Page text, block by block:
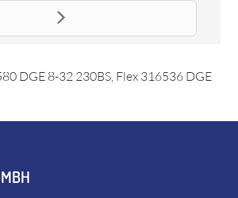
06 Spannzange
DGE 06 Spannzange" online bestellen.
DGE 8-32 230BS, Flex 316536 DGE